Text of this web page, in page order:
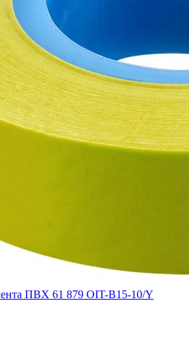
ПВХ 61 879 OIT-B15-10/Y